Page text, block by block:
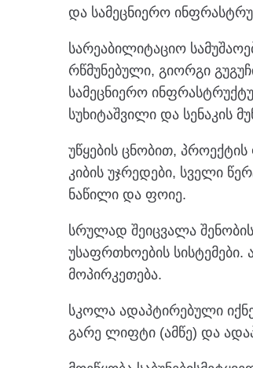
და სამეცნიერო
სარეაბილიტაციო
რწმუნებული, გიორგი
სამეცნიერო
სუხიტაშვილი და სენაკის
უწყების ცნობით,
კიბის უჯრედები, სველი
ნაწილი და ფოიე.
სრულად შეიცვალა
უსაფრთხოების სისტემები.
მოპირკეთება.
სკოლა ადაპტირებული
გარე ლიფტი (ამწე) და